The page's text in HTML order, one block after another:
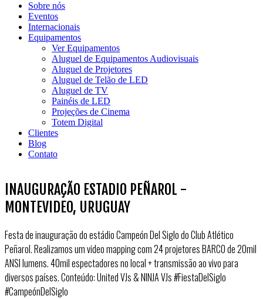
Sobre nós
Eventos
Internacionais
Equipamentos
Ver Equipamentos
Aluguel de Equipamentos Audiovisuais
Aluguel de Projetores
Aluguel de Telão de LED
Aluguel de TV
Painéis de LED
Projeções de Cinema
Totem Digital
Clientes
Blog
Contato
INAUGURAÇÃO ESTADIO PEÑAROL -
MONTEVIDEO, URUGUAY
Festa de inauguração do estádio Campeón Del Siglo do Club Atlético
Peñarol. Realizamos um video mapping com 24 projetores BARCO de 20mil
ANSI lumens. 40mil espectadores no local + transmissão ao vivo para
diversos países. Conteúdo: United VJs & NINJA VJs #FiestaDelSiglo
#CampeónDelSiglo